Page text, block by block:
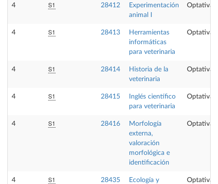
4 S1 28412
Experimentación
animal I
Optativa
4 S1 28413
Herramientas
informáticas
para veterinaria
Optativa
4 S1 28414
Historia de la
veterinaria
Optativa
4 S1 28415
Inglés científico
para veterinaria
Optativa
4 S1 28416
Morfología
externa,
valoración
morfológica e
identificación
Optativa
4 S1 28435
Ecología y
Optativa